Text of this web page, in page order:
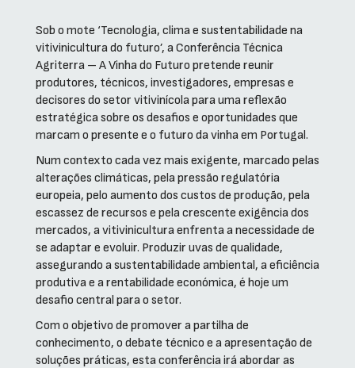
Sob o mote ‘Tecnologia, clima e sustentabilidade na
vitivinicultura do futuro’, a Conferência Técnica
Agriterra – A Vinha do Futuro pretende reunir
produtores, técnicos, investigadores, empresas e
decisores do setor vitivinícola para uma reflexão
estratégica sobre os desafios e oportunidades que
marcam o presente e o futuro da vinha em Portugal.
Num contexto cada vez mais exigente, marcado pelas
alterações climáticas, pela pressão regulatória
europeia, pelo aumento dos custos de produção, pela
escassez de recursos e pela crescente exigência dos
mercados, a vitivinicultura enfrenta a necessidade de
se adaptar e evoluir. Produzir uvas de qualidade,
assegurando a sustentabilidade ambiental, a eficiência
produtiva e a rentabilidade económica, é hoje um
desafio central para o setor.
Com o objetivo de promover a partilha de
conhecimento, o debate técnico e a apresentação de
soluções práticas, esta conferência irá abordar as